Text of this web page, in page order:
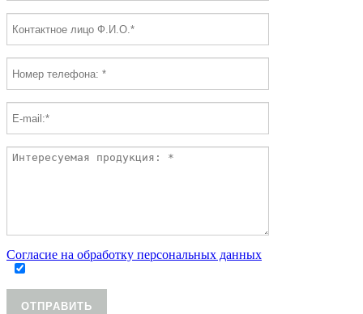
Согласие на обработку персональных данных
ОТПРАВИТЬ